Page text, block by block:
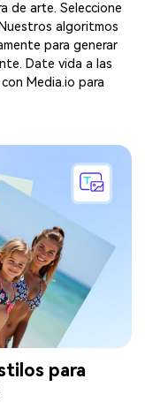
de arte. Seleccione
algoritmos
para generar
Date vida a las
Media.io para
para